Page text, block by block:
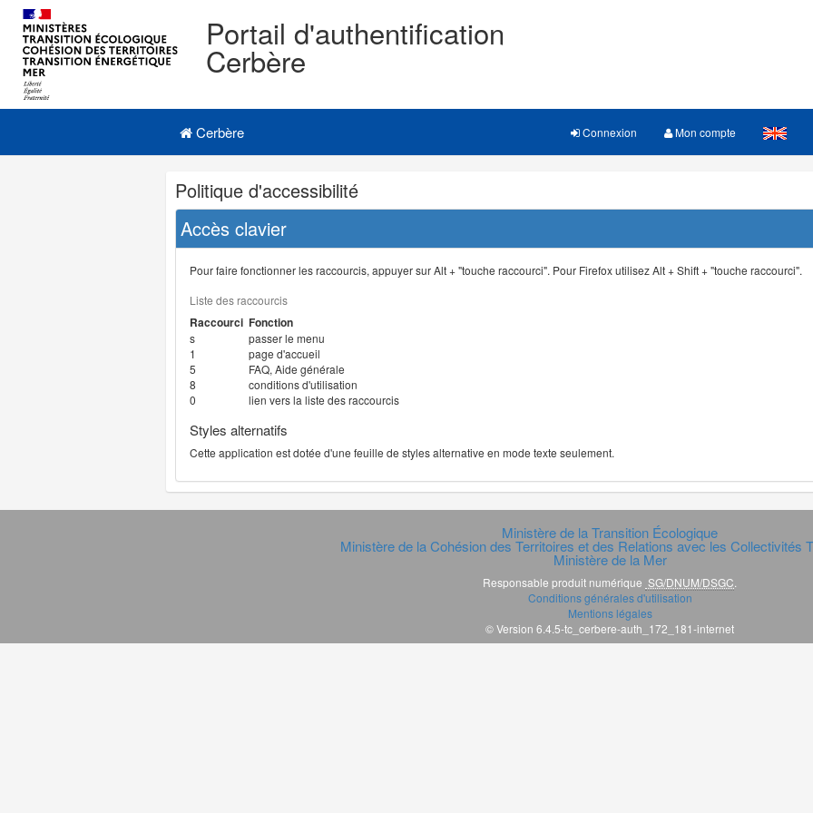
Portail d'authentification
Cerbère
Navigation
Menu principal
Cerbère Connexion Mon compte
Navigation
et
outils
annexes
Politique d'accessibilité
Accès clavier
Pour faire fonctionner les raccourcis, appuyer sur Alt + "touche raccourci". Pour Firefox utilisez Alt + Shift + "touche raccourci".
Liste des raccourcis
Raccourci Fonction
s
passer le menu
1
page d'accueil
5
FAQ, Aide générale
8
conditions d'utilisation
0
lien vers la liste des raccourcis
Styles alternatifs
Cette application est dotée d'une feuille de styles alternative en mode texte seulement.
Ministère de la Transition Écologique
Ministère de la Cohésion des Territoires et des Relations avec les Collectivités
Ministère de la Mer
Responsable produit numérique SG/DNUM/DSGC
Conditions générales d'utilisation
Mentions légales
© Version 6.4.5-tc_cerbere-auth_172_181-internet